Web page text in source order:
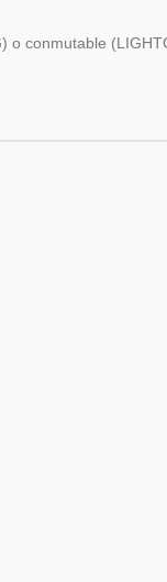
o conmutable